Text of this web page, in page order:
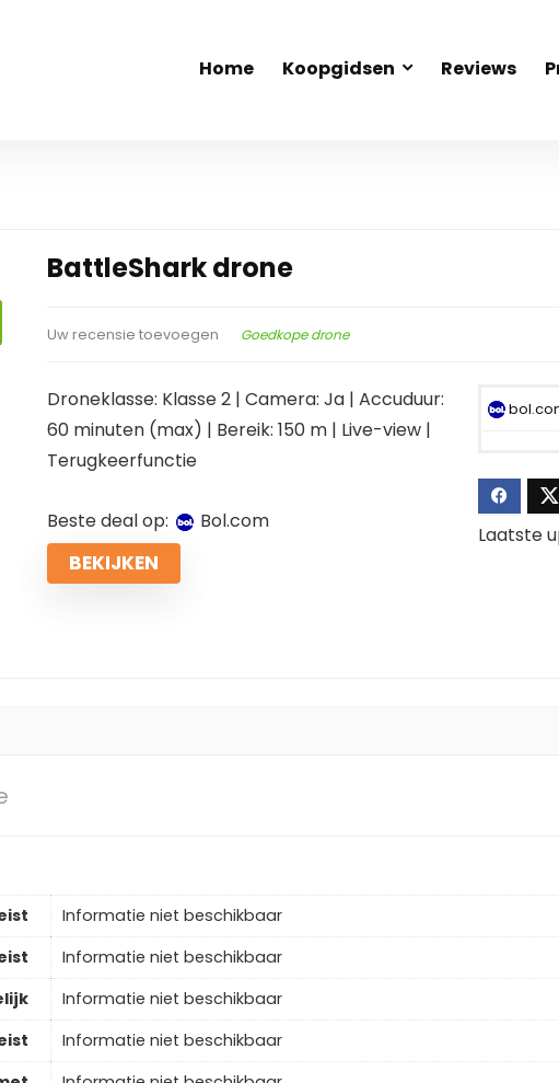
Home Koopgidsen Reviews
BattleShark drone
Uw recensie toevoegen Goedkope drone
Droneklasse: Klasse 2 | Camera: Ja | Accuduur:
60 minuten (max) | Bereik: 150 m | Live-view |
Terugkeerfunctie
Beste deal op: bol.com
BEKIJKEN
Laatste
Informatie niet beschikbaar
Informatie niet beschikbaar
Informatie niet beschikbaar
Informatie niet beschikbaar